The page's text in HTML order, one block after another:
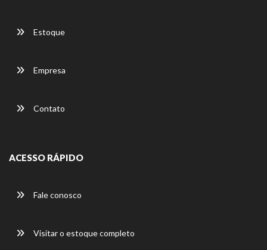
Estoque
Empresa
Contato
ACESSO RÁPIDO
Fale conosco
Visitar o estoque completo